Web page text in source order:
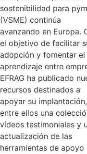
sostenibilidad para
(VSME) continúa
avanzando en Europa.
el objetivo de facilitar
adopción y fomentar el
aprendizaje entre
EFRAG ha publicado
recursos destinados a
apoyar su implantación,
entre ellos una
vídeos testimoniales y
actualización de las
herramientas de apoyo